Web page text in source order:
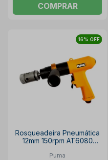
COMPRAR
16% OFF
Rosqueadeira Pneumática
12mm 150rpm AT6080
PUMA
Puma